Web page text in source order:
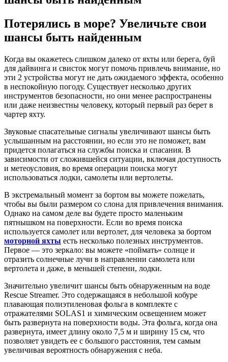
Потерялись в море? Увеличьте свои
шансы быть найденным
Когда вы окажетесь слишком далеко от яхты или берега, буй
для дайвинга и свисток могут помочь привлечь внимание, но
эти 2 устройства могут не дать ожидаемого эффекта, особенно
в неспокойную погоду. Существует несколько других
инструментов безопасности, но они менее распространены
или даже неизвестны человеку, который первый раз берет в
чартер яхту.
Звуковые спасательные сигналы увеличивают шансы быть
услышанным на расстоянии, но если это не поможет, вам
придется полагаться на службы поиска и спасания. В
зависимости от сложившейся ситуации, включая доступность
и метеоусловия, во время операции поиска могут
использоваться лодки, самолеты или вертолеты.
В экстремальный момент за бортом вы можете пожелать,
чтобы вы были размером со слона для привлечения внимания.
Однако на самом деле вы будете просто маленьким
пятнышком на поверхности. Если во время поиска
используется самолет или вертолет, для человека за бортом
моторной яхты есть несколько полезных инструментов.
Первое — это зеркало: вы можете «поймать» солнце и
отразить солнечные лучи в направлении самолета или
вертолета и даже, в меньшей степени, лодки.
Значительно увеличит шансы быть обнаруженным на воде
Rescue Streamer. Это содержащаяся в небольшой кобуре
плавающая полиэтиленовая фольга в комплекте с
отражателями SOLAS1 и химическим освещением может
быть развернута на поверхности воды. Эта фольга, когда она
развернута, имеет длину около 7,5 м и ширину 15 см, что
позволяет увидеть ее с большого расстояния, тем самым
увеличивая вероятность обнаружения с неба.